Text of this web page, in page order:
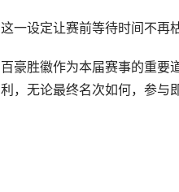
这一设定让赛前等待时间不再
百豪胜徽作为本届赛事的重要
利，无论最终名次如何，参与